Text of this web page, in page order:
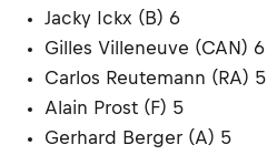
Jacky Ickx (B) 6
Gilles Villeneuve (CAN) 6
Carlos Reutemann (RA) 5
Alain Prost (F) 5
Gerhard Berger (A) 5